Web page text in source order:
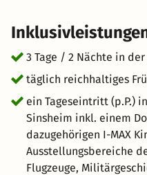
Museum erwarten Sie die beiden voll begehbaren
Überschall-Jets Concorde
dem Museumsdach
Ausstellungshallen gibt es
hunderte Oldtimer und
Dampfloks, Formel-1-
Rekordfahrzeuge wie die
Landmaschinen,
militärgeschichtliche
3 Tage / 2 Nächte in
täglich reichhaltiges
ein Tageseintritt (p.P.)
Sinsheim inkl. einem
dazugehörigen I-MAX
Ausstellungsbereiche
Flugzeuge,